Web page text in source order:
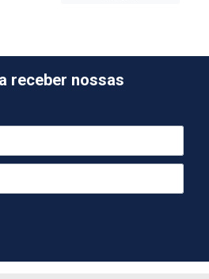
receber nossas